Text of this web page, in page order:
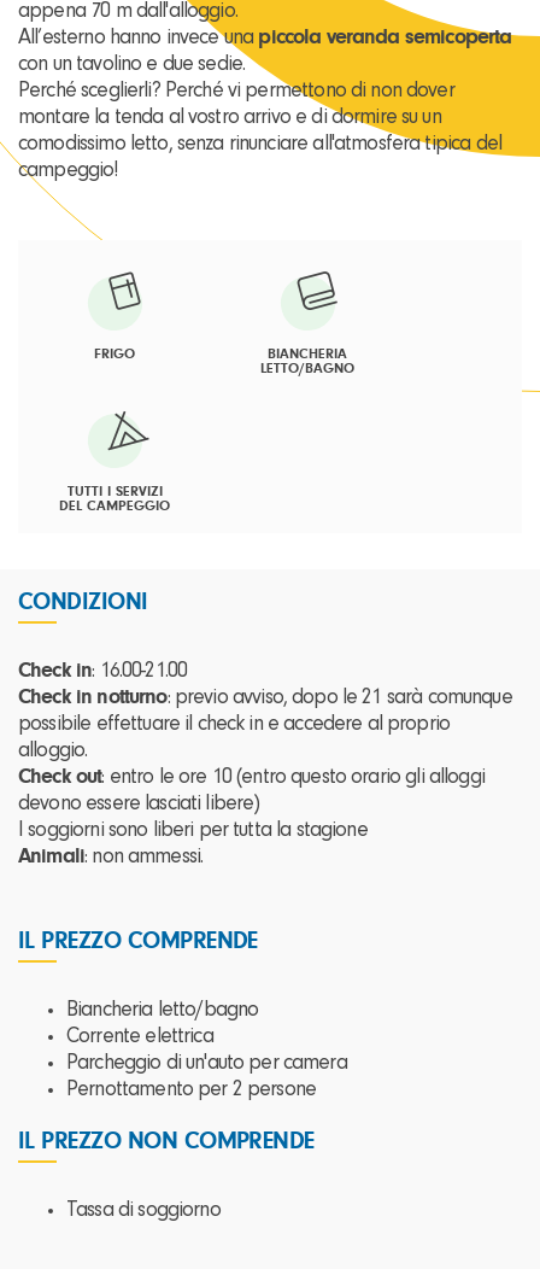
appena 70 m dall'alloggio.
All’esterno hanno invece una piccola veranda semicoperta
con un tavolino e due sedie.
Perché sceglierli? Perché vi permettono di non dover
montare la tenda al vostro arrivo e di dormire su un
comodissimo letto, senza rinunciare all'atmosfera tipica del
campeggio!
FRIGO
BIANCHERIA
LETTO/BAGNO
TUTTI I SERVIZI
DEL CAMPEGGIO
CONDIZIONI
Check in: 16.00-21.00
Check in notturno: previo avviso, dopo le 21 sarà comunque
possibile effettuare il check in e accedere al proprio
alloggio.
Check out: entro le ore 10 (entro questo orario gli alloggi
devono essere lasciati libere)
I soggiorni sono liberi per tutta la stagione
Animali: non ammessi.
IL PREZZO COMPRENDE
Biancheria letto/bagno
Corrente elettrica
Parcheggio di un'auto per camera
Pernottamento per 2 persone
IL PREZZO NON COMPRENDE
Tassa di soggiorno